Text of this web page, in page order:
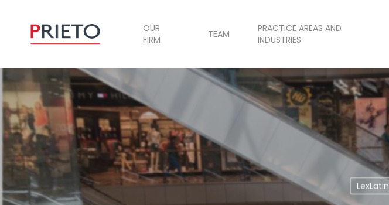
OUR
FIRM
TEAM
PRACTICE AREAS AND
INDUSTRIES
LexLatin